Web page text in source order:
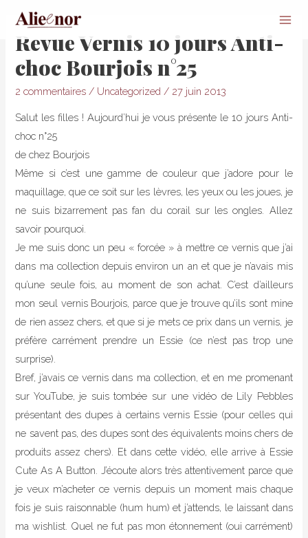
Revue Vernis 10 jours Anti-
choc Bourjois n°25
2 commentaires / Uncategorized / 27 juin 2013
Salut les filles ! Aujourd’hui je vous présente le 10 jours Anti-
choc n°25
de chez Bourjois
Même si c’est une gamme de couleur que j’adore pour le
maquillage, que ce soit sur les lèvres, les yeux ou les joues, je
ne suis bizarrement pas fan du corail sur les ongles. Allez
savoir pourquoi.
Je me suis donc un peu « forcée » à mettre ce vernis que j’ai
dans ma collection depuis environ un an et que je n’avais mis
qu’une seule fois, au moment de son achat. C’est d’ailleurs
mon seul vernis Bourjois, parce que je trouve qu’ils sont mine
de rien assez chers, et que si je mets ce prix dans un vernis, je
préfère carrément prendre un Essie (ce n’est pas trop une
surprise).
Bref, j’avais ce vernis dans ma collection, et en me promenant
sur YouTube, je suis tombée sur une vidéo de Lily Pebbles
présentant des dupes à certains vernis Essie (pour celles qui
ne savent pas, des dupes sont des équivalents moins chers de
produits assez chers). Et dans cette vidéo, elle arrive à Essie
Cute As A Button. J’écoute alors très attentivement parce que
je veux m’acheter ce vernis depuis un moment mais chaque
fois je suis raisonnable (hum hum) et j’attends, le laissant dans
ma wishlist. Quel ne fut pas mon étonnement (oui carrément)